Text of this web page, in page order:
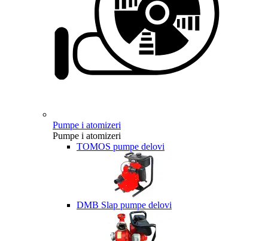
Pumpe i atomizeri
Pumpe i atomizeri
TOMOS pumpe delovi
DMB Slap pumpe delovi